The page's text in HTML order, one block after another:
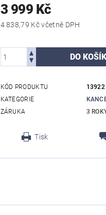
3 999 Kč
4 838,79 Kč včetně DPH
KÓD PRODUKTU
13922
KATEGORIE
ZÁRUKA
3
Tisk